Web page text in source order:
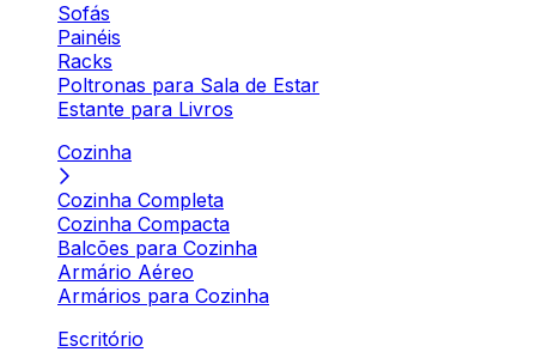
Sofás
Painéis
Racks
Poltronas para Sala de Estar
Estante para Livros
Cozinha
Cozinha Completa
Cozinha Compacta
Balcões para Cozinha
Armário Aéreo
Armários para Cozinha
Escritório